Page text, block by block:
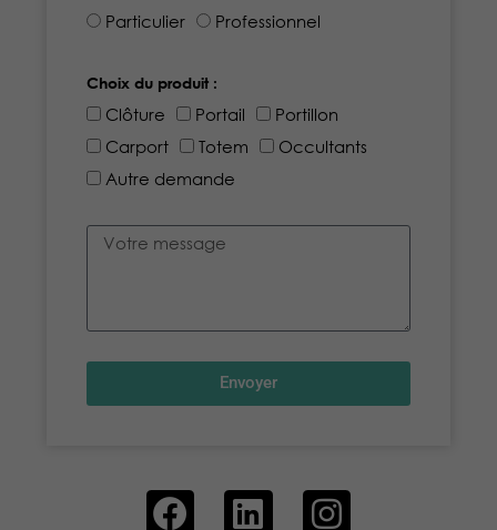
Particulier Professionnel
Choix du produit :
Clôture Portail
Portillon
Carport
Totem
Occultants
Autre demande
Envoyer